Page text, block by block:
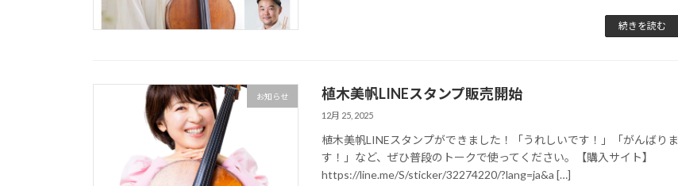
続きを読む
お知らせ 植木美帆LINEスタンプ販売開始
12月 25, 2025
植木美帆LINEスタンプができました！「うれしいです！」「がんばりま
す！」など、ぜひ普段のトークで使ってください。【購入サイト】
https://line.me/S/sticker/32274220/?lang=ja&a […]